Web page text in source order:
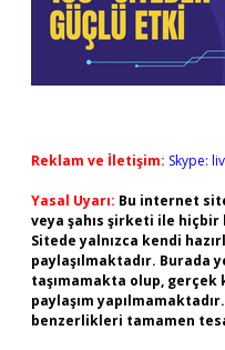
Reklam ve İletişim: Skype:
Yasal Uyarı: Bu internet
veya şahıs şirketi ile hiçbir
Sitede yalnızca kendi
paylaşılmaktadır. Burada
taşımamakta olup, gerçek
paylaşım
benzerlikleri tamamen